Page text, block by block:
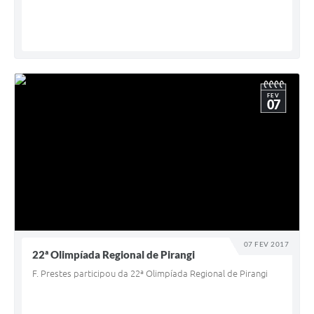
07 FEV 2017
FEV
07
22ª Olimpíada Regional de Pirangi
F. Prestes participou da 22ª Olimpíada Regional de Pirangi